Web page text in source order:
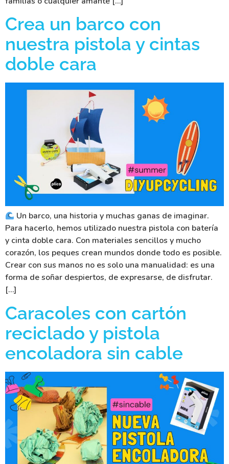
Crea un barco con
nuestra pistola y cintas
doble cara
Un barco, una historia y muchas ganas de imaginar.
Para hacerlo, hemos utilizado nuestra pistola con batería
y cinta doble cara. Con materiales sencillos y mucho
corazón, los peques crean mundos donde todo es posible.
Crear con sus manos no es solo una manualidad: es una
forma de soñar despiertos, de expresarse, de disfrutar.
[…]
Caracoles con cartón
reciclado y pistola
encoladora sin cable